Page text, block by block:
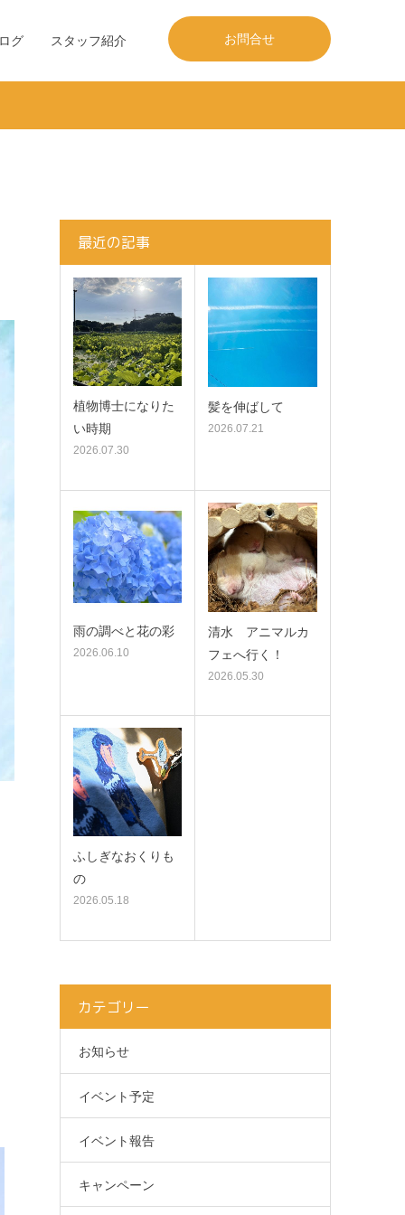
お問合せ
グ スタッフ紹介
最近の記事
植物博士になりた
い時期
2026.07.30
髪を伸ばして
2026.07.21
雨の調べと花の彩
2026.06.10
清水 アニマルカ
フェへ行く！
2026.05.30
ふしぎなおくりも
の
2026.05.18
カテゴリー
お知らせ
イベント予定
イベント報告
キャンペーン